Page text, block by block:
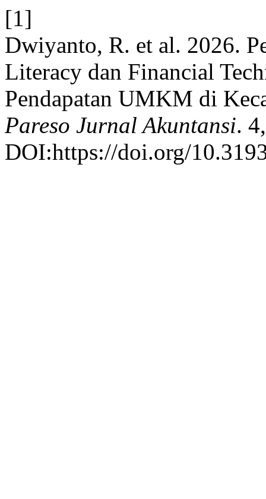
[1]
Dwiyanto, R. et al. 2026.
Literacy dan Financial
Pendapatan UMKM di
Pareso Jurnal Akuntansi.
DOI:https://doi.org/